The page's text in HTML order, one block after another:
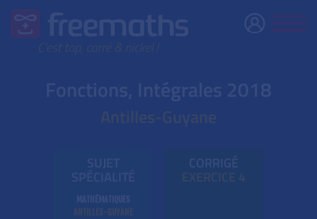
SUJET
SPÉCIALITÉ
MATHÉMATIQUES
ANTILLES-GUYANE
CORRIGÉ
EXERCICE 4